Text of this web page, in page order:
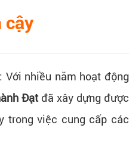
cậy​
: Với nhiều năm hoạt động
Đạtđã xây dựng được
trong việc cung cấp các